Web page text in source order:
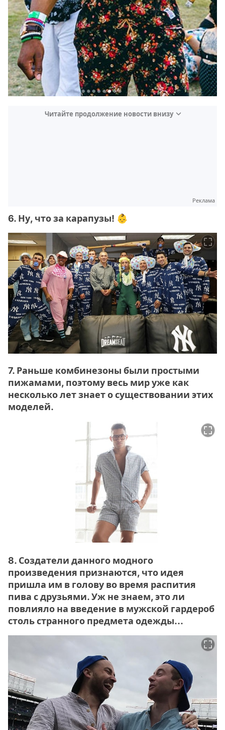
Читайте продолжение новости внизу
Реклама
6. Ну, что за карапузы! 👶
7. Раньше комбинезоны были простыми
пижамами, поэтому весь мир уже как
несколько лет знает о существовании этих
моделей.
8. Создатели данного модного
произведения признаются, что идея
пришла им в голову во время распития
пива с друзьями. Уж не знаем, это ли
повлияло на введение в мужской гардероб
столь странного предмета одежды...